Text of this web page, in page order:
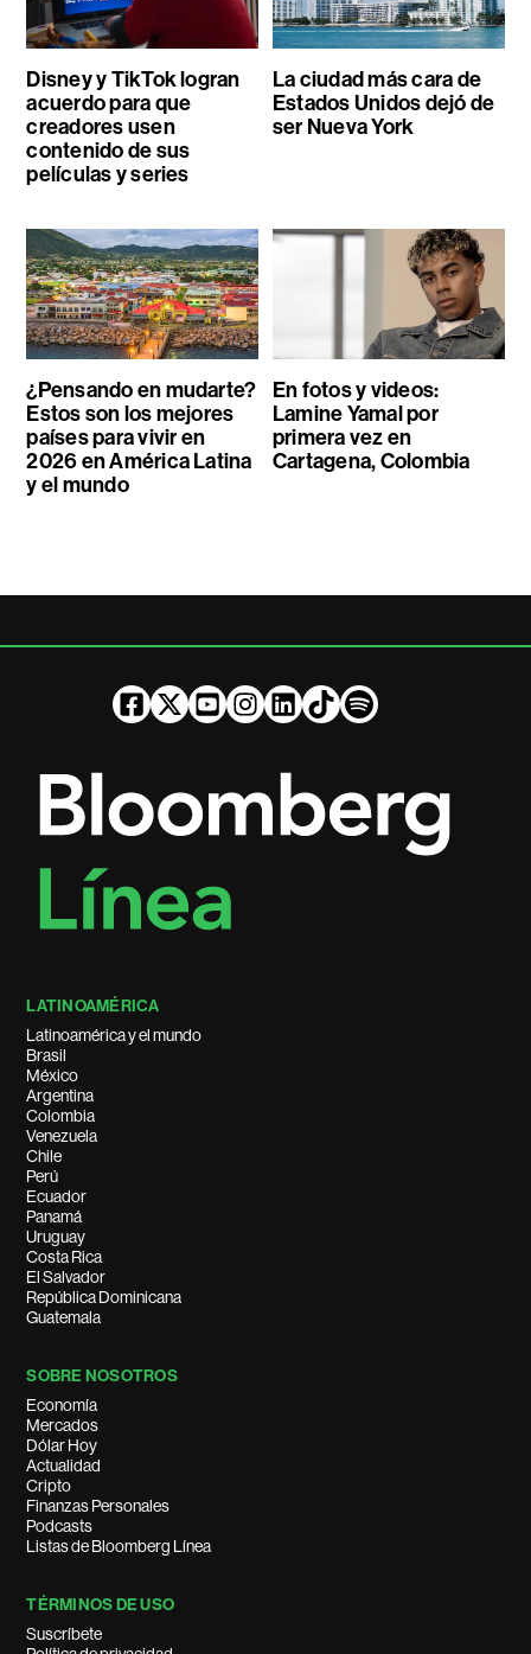
Disney y TikTok logran
acuerdo para que
creadores usen
contenido de sus
películas y series
La ciudad más cara de
Estados Unidos dejó de
ser Nueva York
¿Pensando en mudarte?
Estos son los mejores
países para vivir en
2026 en América Latina
y el mundo
En fotos y videos:
Lamine Yamal por
primera vez en
Cartagena, Colombia
LATINOAMÉRICA
Latinoamérica y el mundo
Brasil
México
Argentina
Colombia
Venezuela
Chile
Perú
Ecuador
Panamá
Uruguay
Costa Rica
El Salvador
República Dominicana
Guatemala
SOBRE NOSOTROS
Economía
Mercados
Dólar Hoy
Actualidad
Cripto
Finanzas Personales
Podcasts
Listas de Bloomberg Línea
TÉRMINOS DE USO
Suscríbete